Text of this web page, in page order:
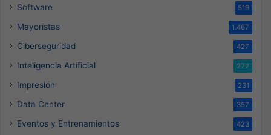
Software 519
Mayoristas 1.467
Ciberseguridad 427
Inteligencia Artificial 272
Impresión 231
Data Center 357
Eventos y Entrenamientos 423